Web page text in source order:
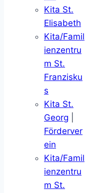
Kita St.
Elisabeth
Kita/Famil
ienzentru
m St.
Franzisku
s
Kita St.
Georg
Förderver
ein
Kita/Famil
ienzentru
m St.